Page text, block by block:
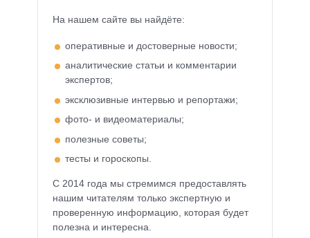
На нашем сайте вы найдёте:
оперативные и достоверные новости;
аналитические статьи и комментарии
экспертов;
эксклюзивные интервью и репортажи;
фото- и видеоматериалы;
полезные советы;
тесты и гороскопы.
С 2014 года мы стремимся предоставлять
нашим читателям только экспертную и
проверенную информацию, которая будет
полезна и интересна.